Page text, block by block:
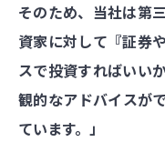
そのため、当社は第
資家に対して『証券
スで投資すればいい
観的なアドバイスが
ています。」